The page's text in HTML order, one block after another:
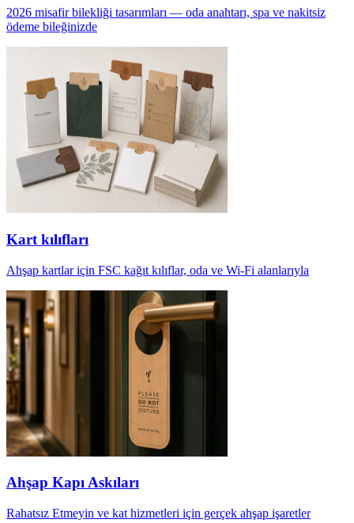
2026 misafir bilekliği tasarımları — oda anahtarı, spa ve nakitsiz
ödeme bileğinizde
Kart kılıfları
Ahşap kartlar için FSC kağıt kılıflar, oda ve Wi-Fi alanlarıyla
Ahşap Kapı Askıları
Rahatsız Etmeyin ve kat hizmetleri için gerçek ahşap işaretler